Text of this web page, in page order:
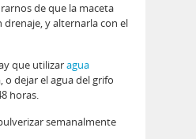
de que la maceta
y alternarla con el
que utilizaragua
o dejar el agua del grifo
horas.
semanalmente